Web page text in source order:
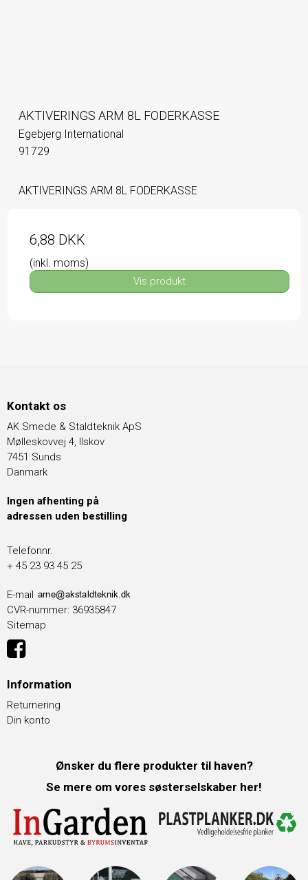
AKTIVERINGS ARM 8L FODERKASSE
Egebjerg International
91729
AKTIVERINGS ARM 8L FODERKASSE
6,88 DKK
(inkl. moms)
Vis produkt
Kontakt os
AK Smede & Staldteknik ApS
Mølleskovvej 4, Ilskov
7451 Sunds
Danmark
Ingen afhenting på
adressen uden bestilling
Telefonnr.
+ 45 23 93 45 25
E-mail
CVR-nummer: 36935847
Sitemap
Information
Returnering
Din konto
Ønsker du flere produkter til haven?
Se mere om vores søsterselskaber her!